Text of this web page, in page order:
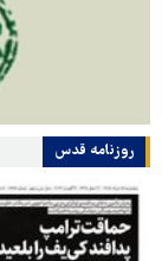
روزنامه قدس